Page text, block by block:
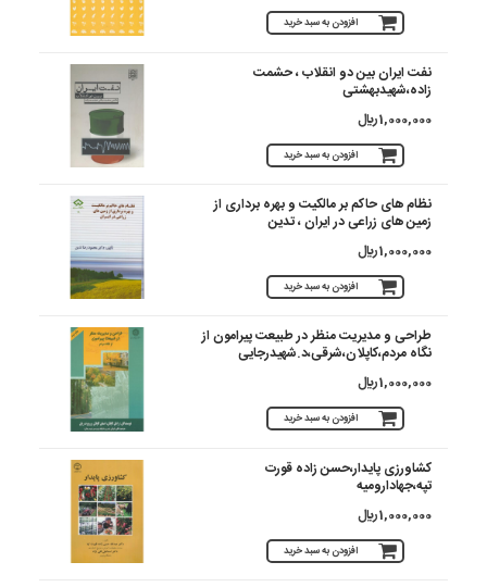
افزودن به سبد خرید
نفت ایران بین دو انقلاب ، حشمت
زاده،شهیدبهشتی
1,000,000 ريال
افزودن به سبد خرید
نظام های حاکم بر مالکیت و بهره برداری از
زمین های زراعی در ایران ، تدین
1,000,000 ريال
افزودن به سبد خرید
طراحی و مدیریت منظر در طبیعت پیرامون از
نگاه مردم،کاپلان،شرقی،د.شهیدرجایی
1,000,000 ريال
افزودن به سبد خرید
کشاورزی پایدار،حسن زاده قورت
تپه،جهادارومیه
1,000,000 ريال
افزودن به سبد خرید